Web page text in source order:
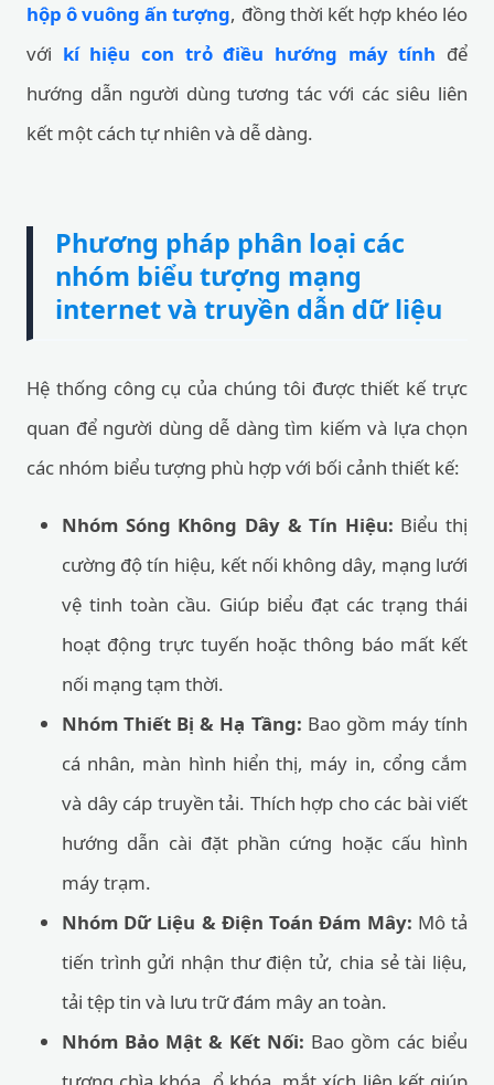
hộp ô vuông ấn tượng, đồng thời kết hợp khéo léo
với kí hiệu con trỏ điều hướng máy tính để
hướng dẫn người dùng tương tác với các siêu liên
kết một cách tự nhiên và dễ dàng.
Phương pháp phân loại các
nhóm biểu tượng mạng
internet và truyền dẫn dữ liệu
Hệ thống công cụ của chúng tôi được thiết kế trực
quan để người dùng dễ dàng tìm kiếm và lựa chọn
các nhóm biểu tượng phù hợp với bối cảnh thiết kế:
Nhóm Sóng Không Dây & Tín Hiệu: Biểu thị
cường độ tín hiệu, kết nối không dây, mạng lưới
vệ tinh toàn cầu. Giúp biểu đạt các trạng thái
hoạt động trực tuyến hoặc thông báo mất kết
nối mạng tạm thời.
Nhóm Thiết Bị & Hạ Tầng: Bao gồm máy tính
cá nhân, màn hình hiển thị, máy in, cổng cắm
và dây cáp truyền tải. Thích hợp cho các bài viết
hướng dẫn cài đặt phần cứng hoặc cấu hình
máy trạm.
Nhóm Dữ Liệu & Điện Toán Đám Mây: Mô tả
tiến trình gửi nhận thư điện tử, chia sẻ tài liệu,
tải tệp tin và lưu trữ đám mây an toàn.
Nhóm Bảo Mật & Kết Nối: Bao gồm các biểu